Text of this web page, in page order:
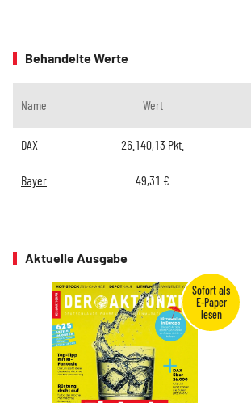
Behandelte Werte
Name Wert
DAX 26.140,13 Pkt.
Bayer 49,31 €
Aktuelle Ausgabe